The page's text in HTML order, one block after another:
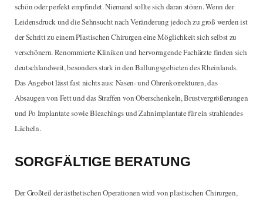
schön oder perfekt empfindet. Niemand sollte sich daran stören. Wenn der
Leidensdruck und die Sehnsucht nach Veränderung jedoch zu groß werden ist
der Schritt zu einem Plastischen Chirurgen eine Möglichkeit sich selbst zu
verschönern. Renommierte Kliniken und hervorragende Fachärzte finden sich
deutschlandweit, besonders stark in den Ballungsgebieten des Rheinlands.
Das Angebot lässt fast nichts aus: Nasen- und Ohrenkorrekturen, das
Absaugen von Fett und das Straffen von Oberschenkeln, Brustvergrößerungen
und Po Implantate sowie Bleachings und Zahnimplantate für ein strahlendes
Lächeln.
SORGFÄLTIGE BERATUNG
Der Großteil der ästhetischen Operationen wird von plastischen Chirurgen,